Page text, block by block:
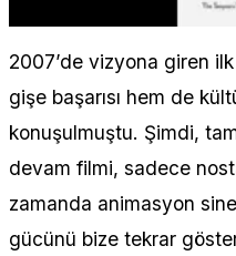
2007’de vizyona giren
gişe başarısı hem de
konuşulmuştu. Şimdi,
devam filmi, sadece
zamanda animasyon
gücünü bize tekrar